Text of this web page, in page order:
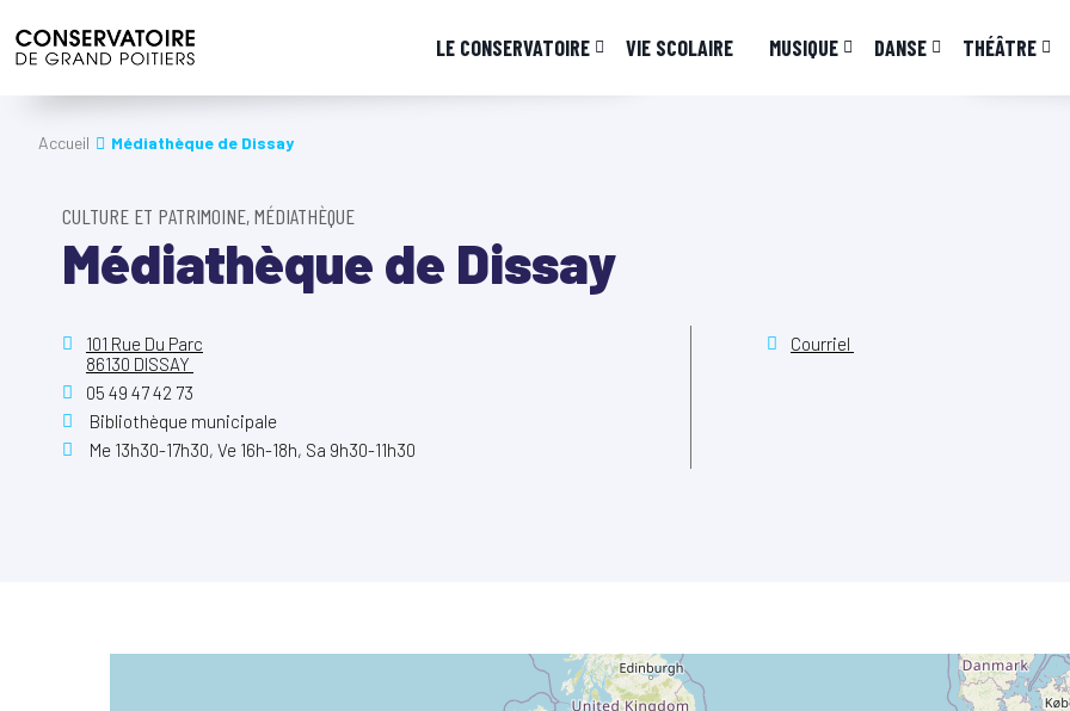
LE CONSERVATOIRE VIE SCOLAIRE MUSIQUE DANSE THÉÂTRE
Accueil Médiathèque de Dissay
CULTURE ET PATRIMOINE, MÉDIATHÈQUE
Médiathèque de Dissay
101 Rue Du Parc
86130 DISSAY
05 49 47 42 73
Bibliothèque municipale
Me 13h30-17h30, Ve 16h-18h, Sa 9h30-11h30
Courriel